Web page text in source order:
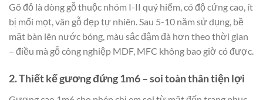
Gõ đỏ là dòng gỗ thuộc nhóm I-II quý hiếm, có độ cứng cao, ít
bị mối mọt, vân gỗ đẹp tự nhiên. Sau 5-10 năm sử dụng, bề
mặt bàn lên nước bóng, màu sắc đậm đà hơn theo thời gian
– điều mà gỗ công nghiệp MDF, MFC không bao giờ có được.
2. Thiết kế gương đứng 1m6 – soi toàn thân tiện lợi